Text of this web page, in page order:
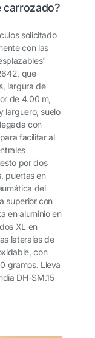
carrozado?
solicitado
con las
que
largura de
de 4.00 m,
larguero, suelo
con
facilitar al
por dos
puertas en
del
superior con
en aluminio en
XL en
laterales de
con
gramos. Lleva
DH-SM.15